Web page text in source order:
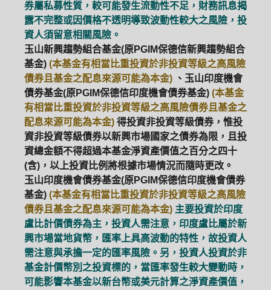
券屬私募性質，較可能發生流動性不足，財務訊息揭
露不完整或因價格不透明導致波動性較大之風險，投
資人須留意相關風險。
玉山新興趨勢組合基金(原PGIM保德信新興趨勢組合
基金) (本基金有相當比重投資於非投資等級之高風險
債券且基金之配息來源可能為本金) 、玉山印度機會
債券基金(原PGIM保德信印度機會債券基金) (本基金
有相當比重投資於非投資等級之高風險債券且基金之
配息來源可能為本金) 得投資非投資等級債券，惟投
資非投資等級債券以新興市場國家之債券為限，且投
資總金額不得超過本基金淨資產價值之百分之四十
(含)，以上投資比例將根據市場情況而隨時更改。
玉山印度機會債券基金(原PGIM保德信印度機會債券
基金) (本基金有相當比重投資於非投資等級之高風險
債券且基金之配息來源可能為本金) 主要投資於印度
盧比計價債券為主，投資人需注意，印度盧比屬於新
興市場當地貨幣，匯率上具高波動的特性，故投資人
需注意與承擔一定的匯率風險。另，投資人投資於非
基金計價幣別之投資標的，當匯率發生較大變動時，
可能影響本基金以新台幣或美元計算之淨資產價值，